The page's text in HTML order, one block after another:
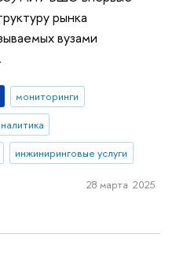
рынка
вузами
мониторинги
инжиниринговые услуги
28 марта 2025